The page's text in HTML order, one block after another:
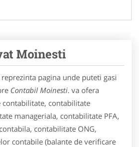
Moinesti
reprezinta pagina unde puteti gasi
Contabil Moinesti. va ofera
contabilitate, contabilitate
manageriala, contabilitate PFA,
contabilitate ONG,
contabile (balante de verificare